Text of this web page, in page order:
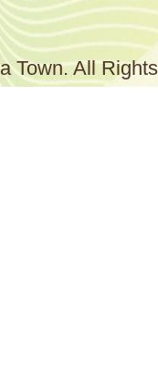
Town. All